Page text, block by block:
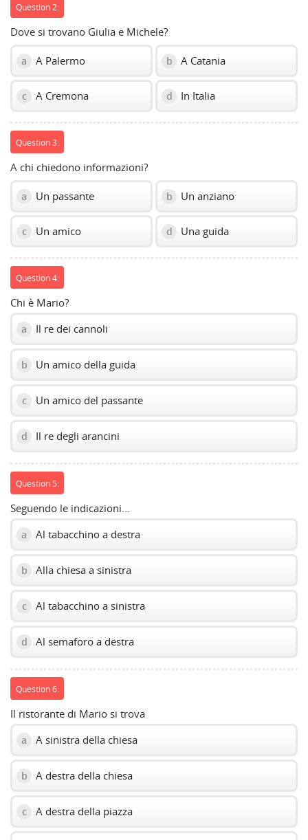
Question 2:
Dove si trovano Giulia e Michele?
a A Palermo b A Catania
c A Cremona d In Italia
Question 3:
A chi chiedono informazioni?
a Un passante b Un anziano
c Un amico d Una guida
Question 4:
Chi è Mario?
a Il re dei cannoli
b Un amico della guida
c Un amico del passante
d Il re degli arancini
Question 5:
Seguendo le indicazioni…
a Al tabacchino a destra
b Alla chiesa a sinistra
c Al tabacchino a sinistra
d Al semaforo a destra
Question 6:
Il ristorante di Mario si trova
a A sinistra della chiesa
b A destra della chiesa
c A destra della piazza